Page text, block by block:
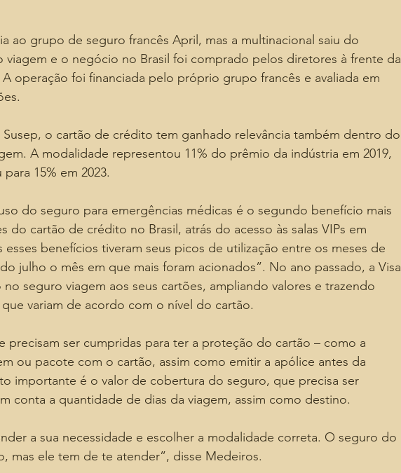
ao grupo de seguro francês April, mas a multinacional saiu do
viagem e o negócio no Brasil foi comprado pelos diretores à frente da
A operação foi financiada pelo próprio grupo francês e avaliada em
o cartão de crédito tem ganhado relevância também dentro do
A modalidade representou 11% do prêmio da indústria em 2019,
15% em 2023.
do seguro para emergências médicas é o segundo benefício mais
do cartão de crédito no Brasil, atrás do acesso às salas VIPs em
esses benefícios tiveram seus picos de utilização entre os meses de
julho o mês em que mais foram acionados”. No ano passado, a Visa
no seguro viagem aos seus cartões, ampliando valores e trazendo
variam de acordo com o nível do cartão.
precisam ser cumpridas para ter a proteção do cartão – como a
ou pacote com o cartão, assim como emitir a apólice antes da
importante é o valor de cobertura do seguro, que precisa ser
conta a quantidade de dias da viagem, assim como destino.
a sua necessidade e escolher a modalidade correta. O seguro do
mas ele tem de te atender”, disse Medeiros.